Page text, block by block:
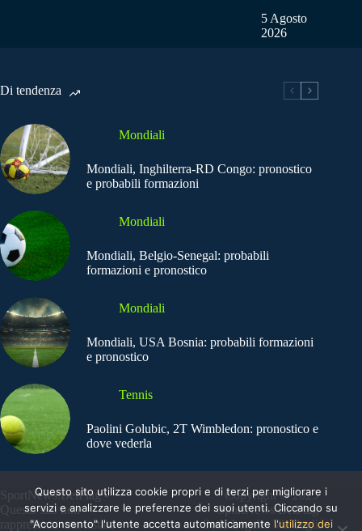
5 Agosto
2026
Di tendenza
Mondiali
Mondiali, Inghilterra-RD Congo: pronostico
e probabili formazioni
Mondiali
Mondiali, Belgio-Senegal: probabili
formazioni e pronostico
Mondiali
Mondiali, USA Bosnia: probabili formazioni
e pronostico
Tennis
Paolini Golubic, 2T Wimbledon: pronostico e
dove vederla
SportNews.BetFlag -
Questo sito non
rappresenta una testata
Copyright © 2025
SportNews BetFlag
Sede Legale: Via degli
Questo sito utilizza cookie propri e di terzi per migliorare i
servizi e analizzare le preferenze dei suoi utenti. Cliccando su
"Acconsento" l'utente accetta automaticamente l'utilizzo dei